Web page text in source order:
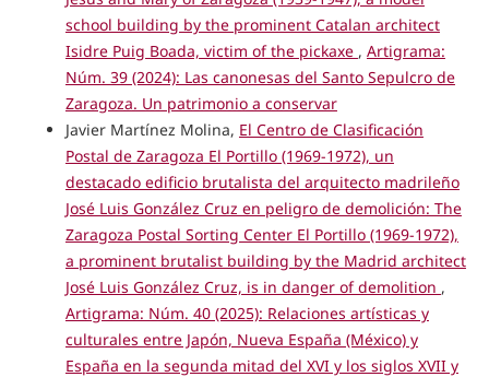
school building by the prominent Catalan architect
Isidre Puig Boada, victim of the pickaxe , Artigrama:
Núm. 39 (2024): Las canonesas del Santo Sepulcro de
Zaragoza. Un patrimonio a conservar
Javier Martínez Molina, El Centro de Clasificación
Postal de Zaragoza El Portillo (1969-1972), un
destacado edificio brutalista del arquitecto madrileño
José Luis González Cruz en peligro de demolición: The
Zaragoza Postal Sorting Center El Portillo (1969-1972),
a prominent brutalist building by the Madrid architect
José Luis González Cruz, is in danger of demolition ,
Artigrama: Núm. 40 (2025): Relaciones artísticas y
culturales entre Japón, Nueva España (México) y
España en la segunda mitad del XVI y los siglos XVII y